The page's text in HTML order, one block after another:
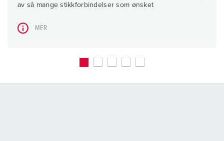
av så mange stikkforbindelser som ønsket
MER